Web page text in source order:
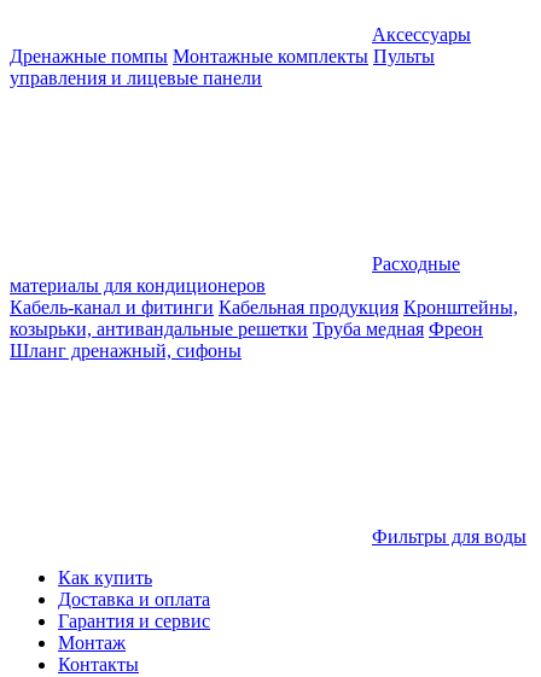
Аксессуары
Дренажные помпы Монтажные комплекты Пульты
управления и лицевые панели
Расходные
материалы для кондиционеров
Кабель-канал и фитинги Кабельная продукция Кронштейны,
козырьки, антивандальные решетки Труба медная Фреон
Шланг дренажный, сифоны
Фильтры для воды
Как купить
Доставка и оплата
Гарантия и сервис
Монтаж
Контакты